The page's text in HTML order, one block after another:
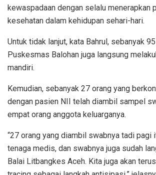
kewaspadaan dengan selalu menerapkan
kesehatan dalam kehidupan sehari-hari.
Untuk tidak lanjut, kata Bahrul, sebanyak
Puskesmas Balohan juga langsung
mandiri.
Kemudian, sebanyak 27 orang yang
dengan pasien NII telah diambil sampel
empat orang anggota keluarganya.
“27 orang yang diambil swabnya tadi pagi
tenaga medis, dan swabnya juga sudah
Balai Litbangkes Aceh. Kita juga akan